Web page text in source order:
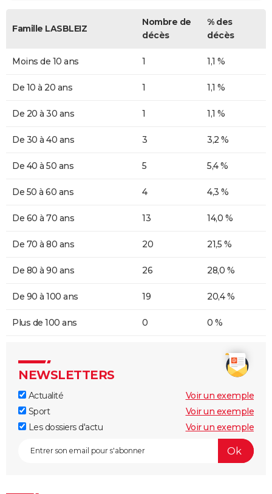
Famille LASBLEIZ
Nombre de
décès
% des
décès
Moins de 10 ans 1 1,1 %
De 10 à 20 ans 1 1,1 %
De 20 à 30 ans 1 1,1 %
De 30 à 40 ans 3 3,2 %
De 40 à 50 ans 5 5,4 %
De 50 à 60 ans 4 4,3 %
De 60 à 70 ans 13 14,0 %
De 70 à 80 ans 20 21,5 %
De 80 à 90 ans 26 28,0 %
De 90 à 100 ans 19 20,4 %
Plus de 100 ans 0 0 %
NEWSLETTERS
Actualité
Voir un exemple
Sport
Voir un exemple
Les dossiers d'actu
Voir un exemple